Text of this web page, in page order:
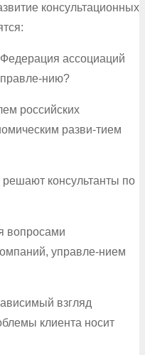
консультационных
ассоциаций
нию?
российских
разви-тием
консультанты по
вопросами
управле-нием
взгляд
клиента носит